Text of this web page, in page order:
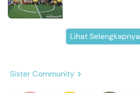
Lihat Selengkapnya
Sister Community